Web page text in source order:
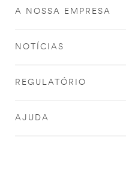
A NOSSA EMPRESA
NOTÍCIAS
REGULATÓRIO
AJUDA